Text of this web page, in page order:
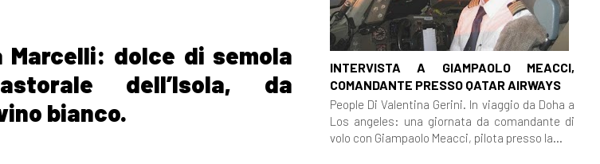
Marcelli: dolce di semola
dell’Isola, da
bianco.
INTERVISTA A GIAMPAOLO MEACCI,
COMANDANTE PRESSO QATAR AIRWAYS
People Di Valentina Gerini. In viaggio da Doha a
Los angeles: una giornata da comandante di
volo con Giampaolo Meacci, pilota presso la...